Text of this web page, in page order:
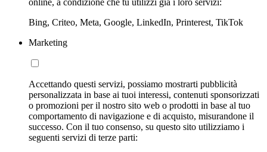
online, a condizione che tu utilizzi già i loro servizi:
Bing, Criteo, Meta, Google, LinkedIn, Printerest, TikTok
Marketing
Accettando questi servizi, possiamo mostrarti pubblicità
personalizzata in base ai tuoi interessi, contenuti sponsorizzati
o promozioni per il nostro sito web o prodotti in base al tuo
comportamento di navigazione e di acquisto, misurandone il
successo. Con il tuo consenso, su questo sito utilizziamo i
seguenti servizi di terze parti: